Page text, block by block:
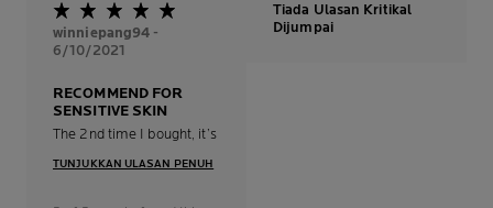
winniepang94 -
6/10/2021
RECOMMEND FOR
SENSITIVE SKIN
The 2nd time I bought, it’s really suit for sensitive skin
TUNJUKKAN ULASAN PENUH
Tiada Ulasan Kritikal
Dijumpai